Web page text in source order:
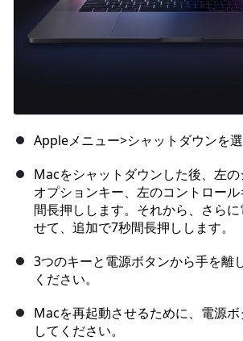
Appleメニュー>シャットダウンを選
Macをシャットダウンした後、左
オプションキー、左のコントロー
間長押しします。それから、さら
せて、追加で7秒間長押しします。
3つのキーと電源ボタンから手を離
ください。
Macを再起動させるために、電源
してください。